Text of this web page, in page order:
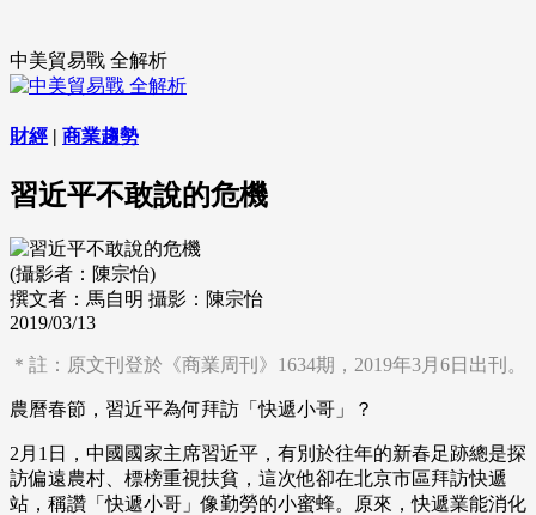
中美貿易戰 全解析
財經 | 商業趨勢
習近平不敢說的危機
(攝影者：陳宗怡)
撰文者：馬自明 攝影：陳宗怡
2019/03/13
＊註：原文刊登於《商業周刊》1634期，2019年3月6日出刊。
農曆春節，習近平為何拜訪「快遞小哥」？
2月1日，中國國家主席習近平，有別於往年的新春足跡總是探
訪偏遠農村、標榜重視扶貧，這次他卻在北京市區拜訪快遞
站，稱讚「快遞小哥」像勤勞的小蜜蜂。原來，快遞業能消化